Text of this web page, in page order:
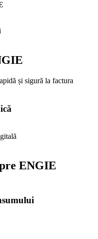
și sigură la factura
ENGIE